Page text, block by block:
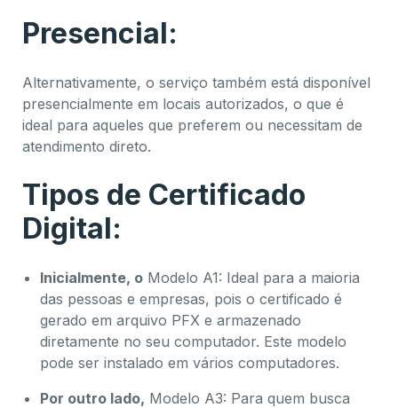
Presencial:
Alternativamente, o serviço também está disponível
presencialmente em locais autorizados, o que é
ideal para aqueles que preferem ou necessitam de
atendimento direto.
Tipos de Certificado
Digital:
Inicialmente, o Modelo A1: Ideal para a maioria
das pessoas e empresas, pois o certificado é
gerado em arquivo PFX e armazenado
diretamente no seu computador. Este modelo
pode ser instalado em vários computadores.
Por outro lado, Modelo A3: Para quem busca